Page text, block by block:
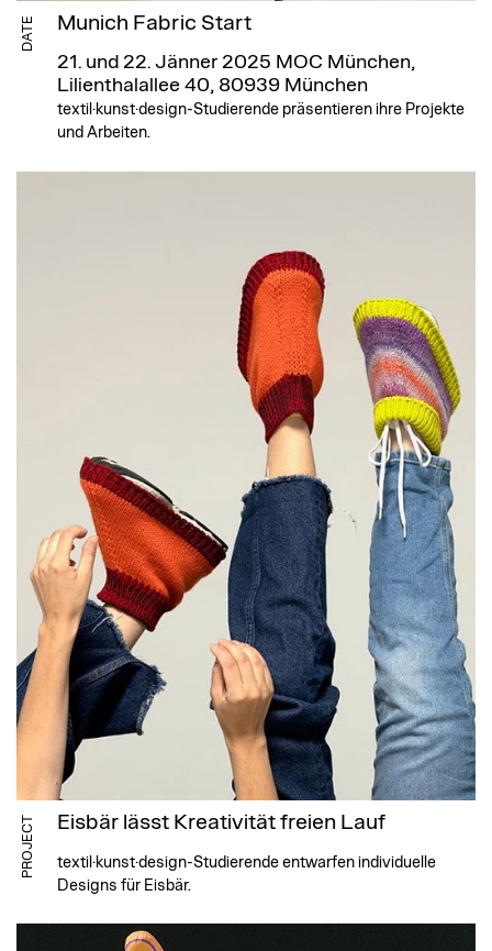
DATE Munich Fabric Start
21. und 22. Jänner 2025 MOC München,
Lilienthalallee 40, 80939 München
textil·kunst·design-Studierende präsentieren ihre Projekte
und Arbeiten.
PROJECT Eisbär lässt Kreativität freien Lauf
textil·kunst·design-Studierende entwarfen individuelle
Designs für Eisbär.